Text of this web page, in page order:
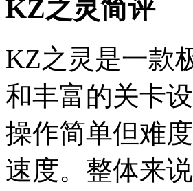
KZ之灵简评
KZ之灵是一款
和丰富的关卡
操作简单但难
速度。整体来